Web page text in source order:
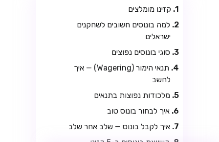
TSARS
ההפקדה הראשונה
CASOO
חדשים
ROYSPINS
חינם על ההפקדות הראשונות
קזינו מומלצים
למה בונוסים חשובים לשחקנים
ישראלים
סוגי בונוסים נפוצים
תנאי הימור (Wagering) — איך
לחשב
מלכודות נפוצות בתנאים
איך לבחור בונוס טוב
איך לקבל בונוס — שלב אחר שלב